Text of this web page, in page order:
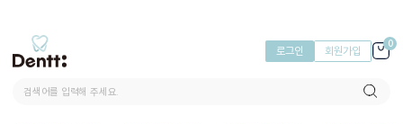
로그인 회원가입 0